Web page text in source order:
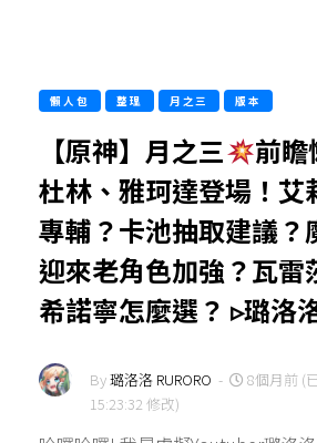
懶人包 整理 月之三 版本
【原神】月之三 前瞻
杜林、雅珂達登場！艾
專輔？卡池抽取建議？
迎來老角色加強？瓦雷
希諾寧怎麼選？ ▹璐洛
By璐洛洛 RURORO -
8個月前 (
15:23:32 修改)